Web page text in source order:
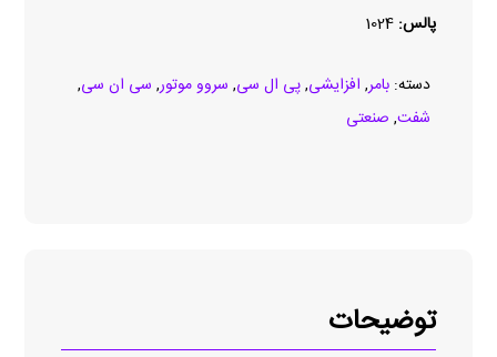
پالس: 1024
دسته:بامر, افزایشی,پی ال سی, سروو موتور, سی ان سی,
شفت, صنعتی
توضیحات